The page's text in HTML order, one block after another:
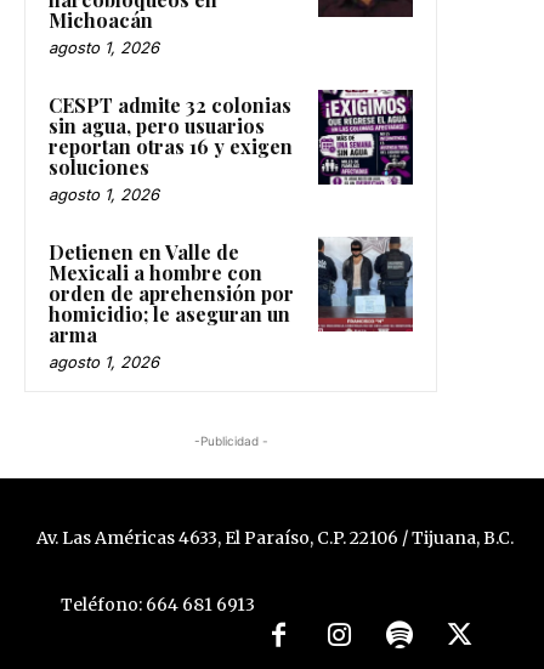
Michoacán
agosto 1, 2026
CESPT admite 32 colonias
sin agua, pero usuarios
reportan otras 16 y exigen
soluciones
agosto 1, 2026
Detienen en Valle de
Mexicali a hombre con
orden de aprehensión por
homicidio; le aseguran un
arma
agosto 1, 2026
-Publicidad -
Av. Las Américas 4633, El Paraíso, C.P. 22106 / Tijuana, B.C.
Teléfono: 664 681 6913